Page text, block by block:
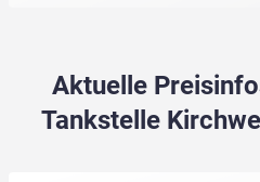
Aktuelle
Tankstelle